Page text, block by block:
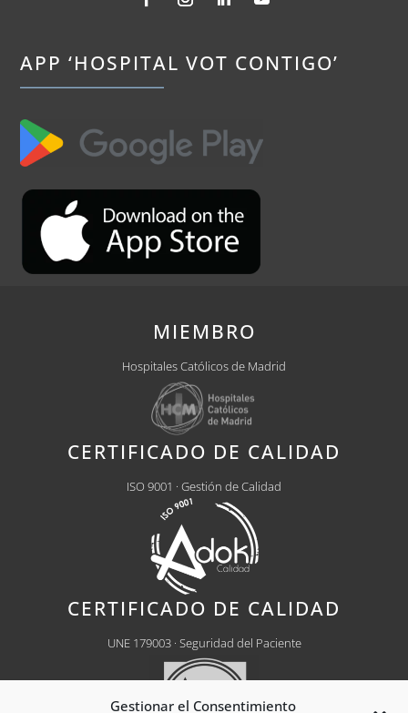
Gestionar el Consentimiento
APP ‘HOSPITAL VOT CONTIGO’
MIEMBRO
Hospitales Católicos de Madrid
CERTIFICADO DE CALIDAD
ISO 9001 · Gestión de Calidad
CERTIFICADO DE CALIDAD
UNE 179003 · Seguridad del Paciente